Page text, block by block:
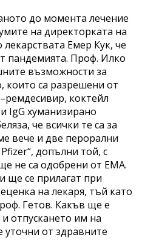
до момента лечение
на директорката на
Емер Кук, че
пандемията. Проф. Илко
възможности за
които са разрешени от
коктейл
IgG хуманизирано
че всички те са за
вече и две перорални
допълни той, с
не са одобрени от ЕМА.
ще се прилагат при
на лекаря, тъй като
Гетов. Какъв ще е
отпускането им на
уточни от здравните